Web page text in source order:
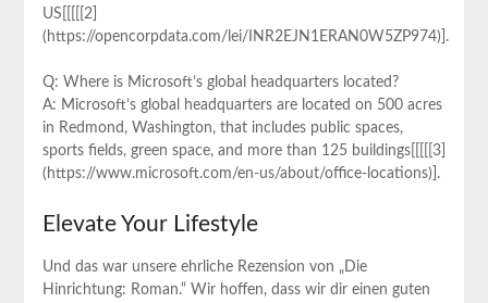
US[[[[[2]
(https://opencorpdata.com/lei/INR2EJN1ERAN0W5ZP974)].
Q: Where is Microsoft’s global headquarters located?
A: Microsoft’s global headquarters are located ‍on 500 acres
in Redmond, Washington, that includes public spaces,
⁢sports fields, green space, and more than 125 buildings[[[[[3]
(https://www.microsoft.com/en-us/about/office-locations)].
Elevate Your Lifestyle
Und das war ​unsere ehrliche Rezension von „Die
Hinrichtung: Roman.“‍ Wir hoffen,⁤ dass wir ‌dir einen guten